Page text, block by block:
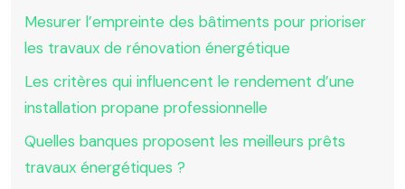
Mesurer l’empreinte des bâtiments pour prioriser
les travaux de rénovation énergétique
Les critères qui influencent le rendement d’une
installation propane professionnelle
Quelles banques proposent les meilleurs prêts
travaux énergétiques ?